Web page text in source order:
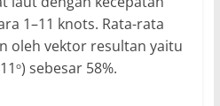
1–11 knots. Rata-rata
oleh vektor resultan yaitu
o) sebesar 58%.